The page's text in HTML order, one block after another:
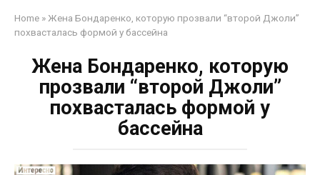
Home » Жена Бондаренко, которую прозвали “второй Джоли”
похвасталась формой у бассейна
Жена Бондаренко, которую
прозвали “второй Джоли”
похвасталась формой у
бассейна